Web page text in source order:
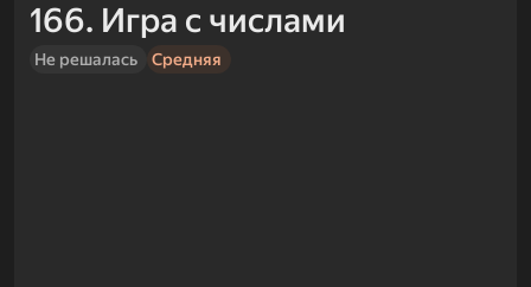
166. Игра с числами
Не решалась Средняя